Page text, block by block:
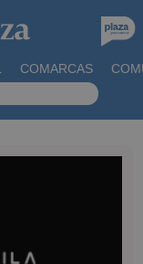
COMARCAS